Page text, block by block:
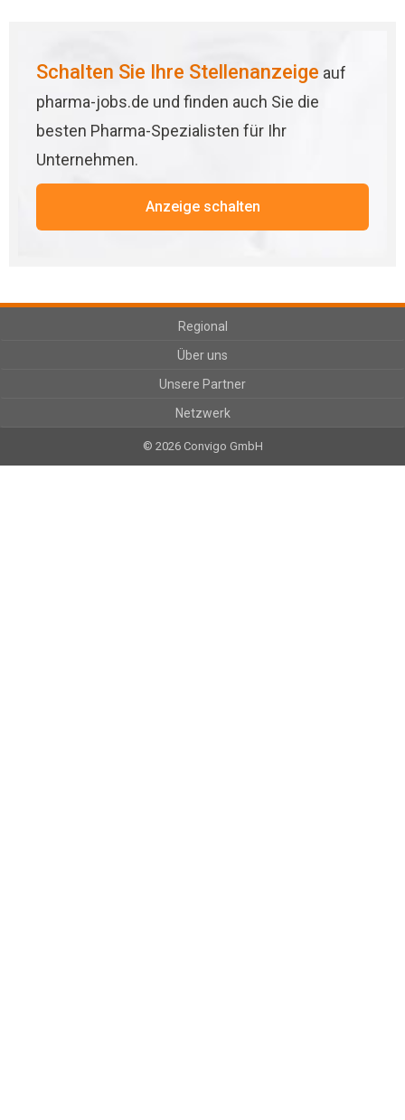
Schalten Sie Ihre Stellenanzeige auf
pharma-jobs.de und finden auch Sie die
besten Pharma-Spezialisten für Ihr
Unternehmen.
Anzeige schalten
Regional
Über uns
Unsere Partner
Netzwerk
© 2026 Convigo GmbH